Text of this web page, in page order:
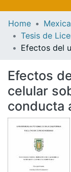
Home
Efectos
celular
conducta